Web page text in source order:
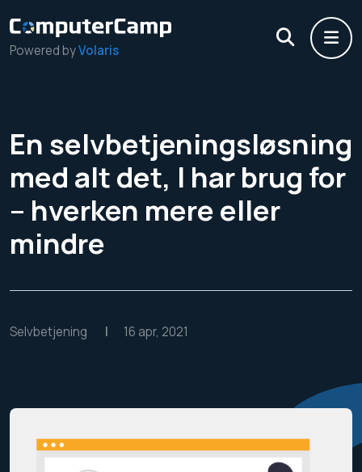
Powered byVolaris
En selvbetjeningsløsning
med alt det, I har brug for
– hverken mere eller
mindre
Selvbetjening | 16 apr, 2021